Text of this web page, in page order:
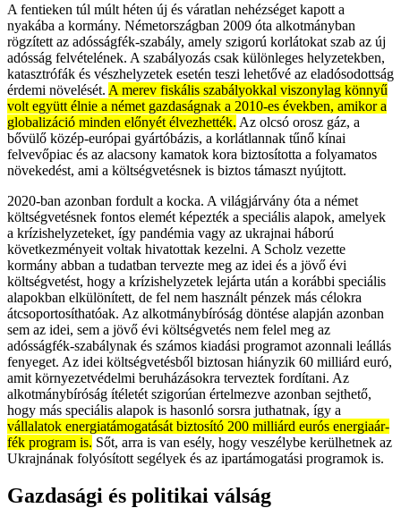
A fentieken túl múlt héten új és váratlan nehézséget kapott a
nyakába a kormány. Németországban 2009 óta alkotmányban
rögzített az adósságfék-szabály, amely szigorú korlátokat szab az új
adósság felvételének. A szabályozás csak különleges helyzetekben,
katasztrófák és vészhelyzetek esetén teszi lehetővé az eladósodottság
érdemi növelését. A merev fiskális szabályokkal viszonylag könnyű
volt együtt élnie a német gazdaságnak a 2010-es években, amikor a
globalizáció minden előnyét élvezhették. Az olcsó orosz gáz, a
bővülő közép-európai gyártóbázis, a korlátlannak tűnő kínai
felvevőpiac és az alacsony kamatok kora biztosította a folyamatos
növekedést, ami a költségvetésnek is biztos támaszt nyújtott.
2020-ban azonban fordult a kocka. A világjárvány óta a német
költségvetésnek fontos elemét képezték a speciális alapok, amelyek
a krízishelyzeteket, így pandémia vagy az ukrajnai háború
következményeit voltak hivatottak kezelni. A Scholz vezette
kormány abban a tudatban tervezte meg az idei és a jövő évi
költségvetést, hogy a krízishelyzetek lejárta után a korábbi speciális
alapokban elkülönített, de fel nem használt pénzek más célokra
átcsoportosíthatóak. Az alkotmánybíróság döntése alapján azonban
sem az idei, sem a jövő évi költségvetés nem felel meg az
adósságfék-szabálynak és számos kiadási programot azonnali leállás
fenyeget. Az idei költségvetésből biztosan hiányzik 60 milliárd euró,
amit környezetvédelmi beruházásokra terveztek fordítani. Az
alkotmánybíróság ítéletét szigorúan értelmezve azonban sejthető,
hogy más speciális alapok is hasonló sorsra juthatnak, így a
vállalatok energiatámogatását biztosító 200 milliárd eurós energiaár-
fék program is. Sőt, arra is van esély, hogy veszélybe kerülhetnek az
Ukrajnának folyósított segélyek és az ipartámogatási programok is.
Gazdasági és politikai válság